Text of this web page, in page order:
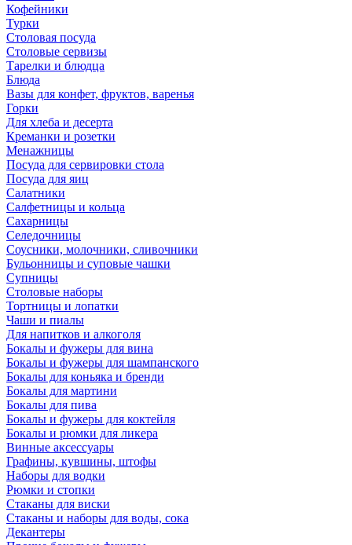
Кофейники
Турки
Столовая посуда
Столовые сервизы
Тарелки и блюдца
Блюда
Вазы для конфет, фруктов, варенья
Горки
Для хлеба и десерта
Креманки и розетки
Менажницы
Посуда для сервировки стола
Посуда для яиц
Салатники
Салфетницы и кольца
Сахарницы
Селедочницы
Соусники, молочники, сливочники
Бульонницы и суповые чашки
Супницы
Столовые наборы
Тортницы и лопатки
Чаши и пиалы
Для напитков и алкоголя
Бокалы и фужеры для вина
Бокалы и фужеры для шампанского
Бокалы для коньяка и бренди
Бокалы для мартини
Бокалы для пива
Бокалы и фужеры для коктейля
Бокалы и рюмки для ликера
Винные аксессуары
Графины, кувшины, штофы
Наборы для водки
Рюмки и стопки
Стаканы для виски
Стаканы и наборы для воды, сока
Декантеры